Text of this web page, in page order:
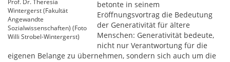
Prof. Dr. Theresia
Wintergerst (Fakultät
Angewandte
Sozialwissenschaften) (Foto
Willi Strobel-Wintergerst)
betonte in seinem
Eröffnungsvortrag die Bedeutung
der Generativität für ältere
Menschen: Generativität bedeute,
nicht nur Verantwortung für die
eigenen Belange zu übernehmen, sondern sich auch um die